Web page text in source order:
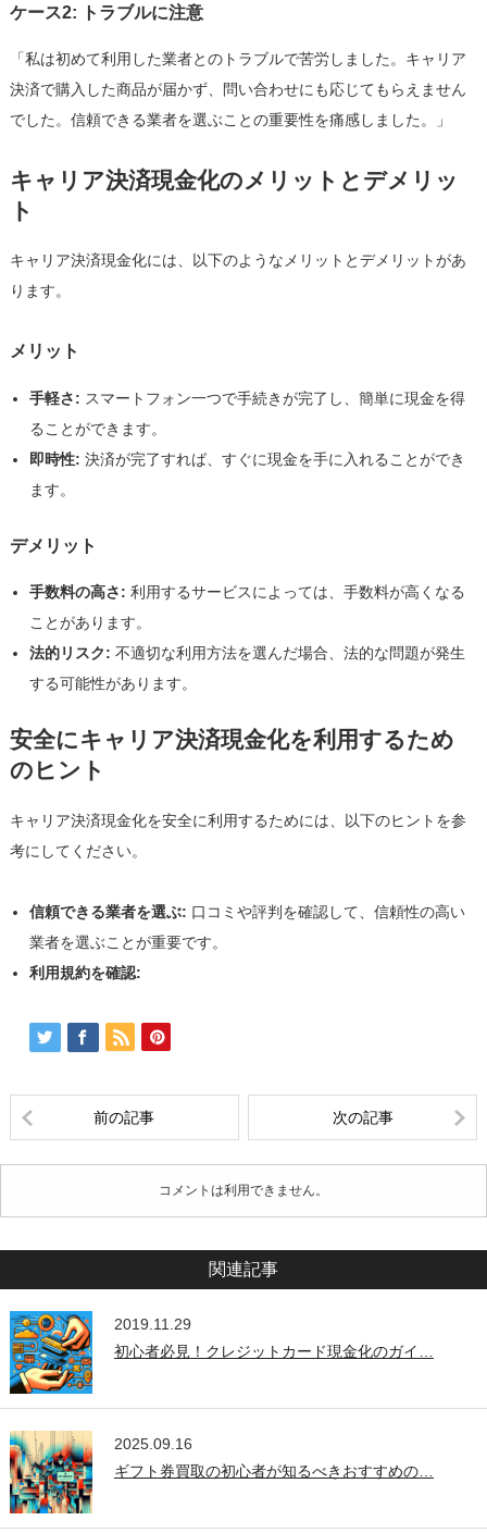
ケース2: トラブルに注意
「私は初めて利用した業者とのトラブルで苦労しました。キャリア
決済で購入した商品が届かず、問い合わせにも応じてもらえません
でした。信頼できる業者を選ぶことの重要性を痛感しました。」
キャリア決済現金化のメリットとデメリッ
ト
キャリア決済現金化には、以下のようなメリットとデメリットがあ
ります。
メリット
手軽さ: スマートフォン一つで手続きが完了し、簡単に現金を得
ることができます。
即時性: 決済が完了すれば、すぐに現金を手に入れることができ
ます。
デメリット
手数料の高さ: 利用するサービスによっては、手数料が高くなる
ことがあります。
法的リスク: 不適切な利用方法を選んだ場合、法的な問題が発生
する可能性があります。
安全にキャリア決済現金化を利用するため
のヒント
キャリア決済現金化を安全に利用するためには、以下のヒントを参
考にしてください。
信頼できる業者を選ぶ: 口コミや評判を確認して、信頼性の高い
業者を選ぶことが重要です。
利用規約を確認:
前の記事 次の記事
コメントは利用できません。
関連記事
2019.11.29
初心者必見！クレジットカード現金化のガイ…
2025.09.16
ギフト券買取の初心者が知るべきおすすめの…